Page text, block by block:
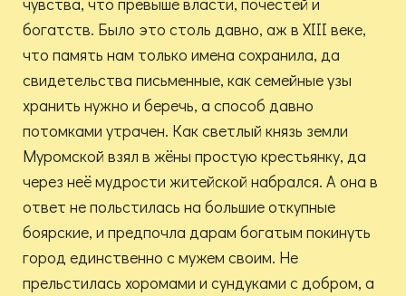
богатств. Было это столь давно, аж в XIII веке,
что память нам только имена сохранила, да
свидетельства письменные, как семейные узы
хранить нужно и беречь, а способ давно
потомками утрачен. Как светлый князь земли
Муромской взял в жёны простую крестьянку, да
через неё мудрости житейской набрался. А она в
ответ не польстилась на большие откупные
боярские, и предпочла дарам богатым покинуть
город единственно с мужем своим. Не
прельстилась хоромами и сундуками с добром, а